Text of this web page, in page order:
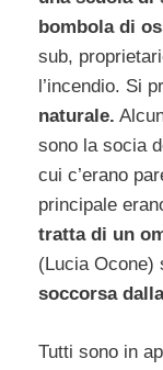
bombola di
sub,
l’incendio. Si
naturale.
sono la socia
cui c’erano
principale
tratta di un
(Lucia Ocone)
soccorsa
Tutti sono in